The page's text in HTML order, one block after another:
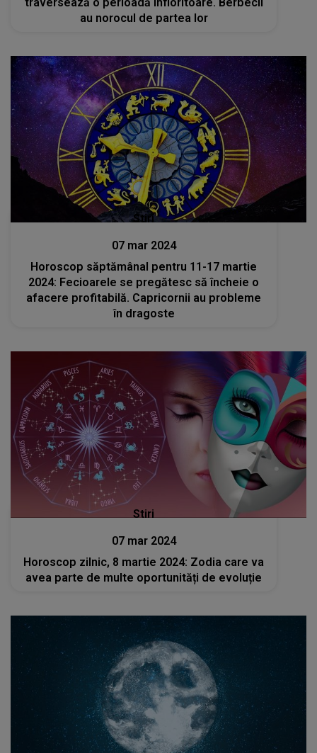
au norocul de partea lor
Stiri
07 mar 2024
Horoscop săptămânal pentru 11-17 martie
2024: Fecioarele se pregătesc să încheie o
afacere profitabilă. Capricornii au probleme
în dragoste
Stiri
07 mar 2024
Horoscop zilnic, 8 martie 2024: Zodia care va
avea parte de multe oportunități de evoluție